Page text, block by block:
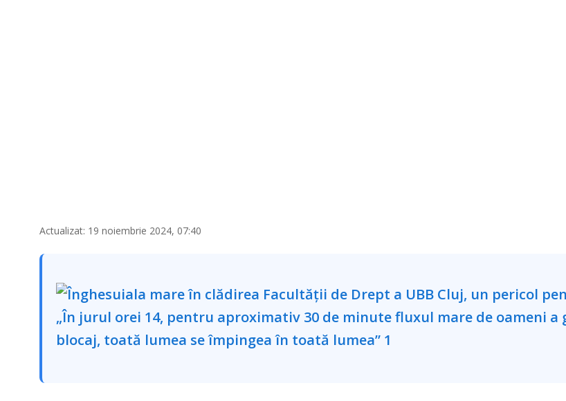
Actualizat: 19 noiembrie 2024, 07:40